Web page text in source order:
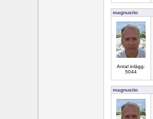
magnusito
Antal inlägg:
5044
magnusito